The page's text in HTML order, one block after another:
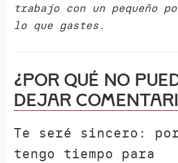
trabajo con un pequeño
lo que gastes.
¿Por qué NO
dejar
Te seré sincero:
tengo tiempo para